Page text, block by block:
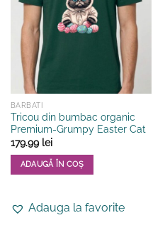
pot
alese
pagina
produsului.
BARBATI
Tricou din bumbac organic
Premium-Grumpy Easter Cat
179.99 lei
ADAUGĂ ÎN COȘ
are Adauga la favorite